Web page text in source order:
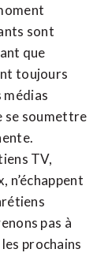
sont
que
toujours
médias
se soumettre
TV,
n’échappent
pas à
prochains